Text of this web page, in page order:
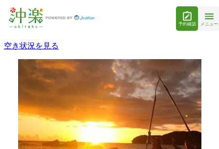
予約確認 メニュー
空き状況を見る